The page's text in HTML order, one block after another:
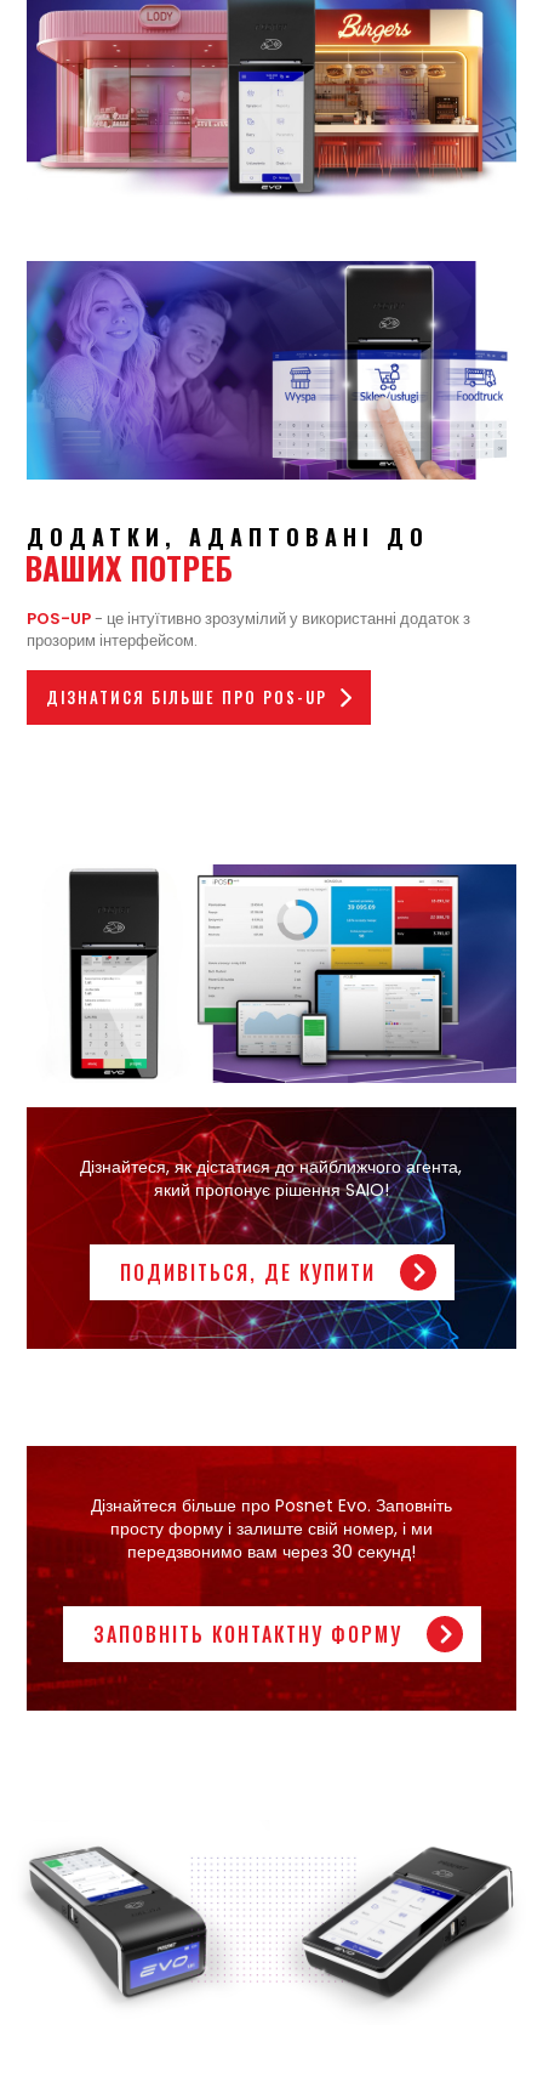
ДОДАТКИ, АДАПТОВАНІ ДО
ВАШИХ ПОТРЕБ
POS-UP- це інтуїтивно зрозумілий у використанні додаток з
прозорим інтерфейсом.
ДІЗНАТИСЯ БІЛЬШЕ ПРО POS-UP
Дізнайтеся, як дістатися до найближчого агента,
який пропонує рішення SAIO!
ПОДИВІТЬСЯ, ДЕ КУПИТИ
Дізнайтеся більше про Posnet Evo. Заповніть
просту форму і залиште свій номер, і ми
передзвонимо вам через 30 секунд!
ЗАПОВНІТЬ КОНТАКТНУ ФОРМУ